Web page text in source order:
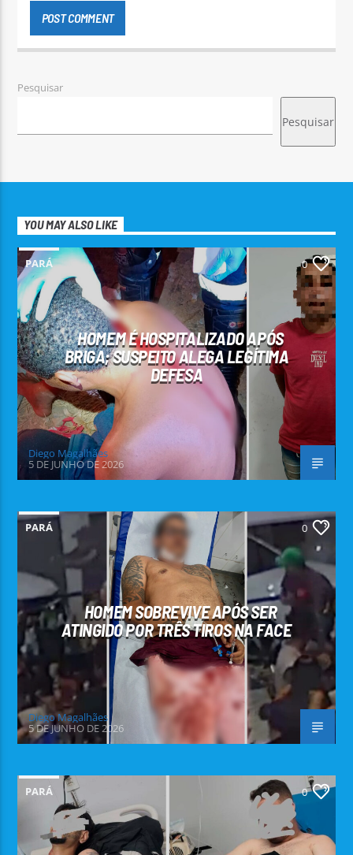
Pesquisar
Pesquisar
YOU MAY ALSO LIKE
PARÁ 0
HOMEM É HOSPITALIZADO APÓS
BRIGA; SUSPEITO ALEGA LEGÍTIMA
DEFESA
Diego Magalhães
5 DE JUNHO DE 2026
PARÁ 0
HOMEM SOBREVIVE APÓS SER
ATINGIDO POR TRÊS TIROS NA FACE
Diego Magalhães
5 DE JUNHO DE 2026
PARÁ 0